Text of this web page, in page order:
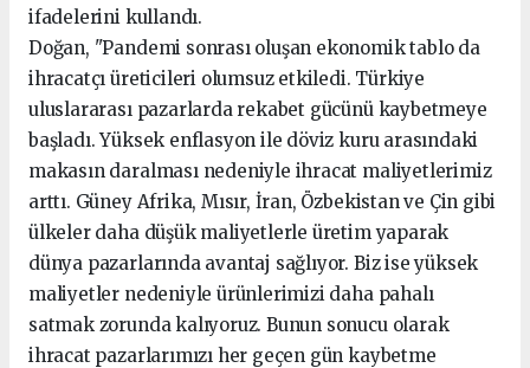
ifadelerini kullandı.
Doğan, "Pandemi sonrası oluşan ekonomik tablo da
ihracatçı üreticileri olumsuz etkiledi. Türkiye
uluslararası pazarlarda rekabet gücünü kaybetmeye
başladı. Yüksek enflasyon ile döviz kuru arasındaki
makasın daralması nedeniyle ihracat maliyetlerimiz
arttı. Güney Afrika, Mısır, İran, Özbekistan ve Çin gibi
ülkeler daha düşük maliyetlerle üretim yaparak
dünya pazarlarında avantaj sağlıyor. Biz ise yüksek
maliyetler nedeniyle ürünlerimizi daha pahalı
satmak zorunda kalıyoruz. Bunun sonucu olarak
ihracat pazarlarımızı her geçen gün kaybetme